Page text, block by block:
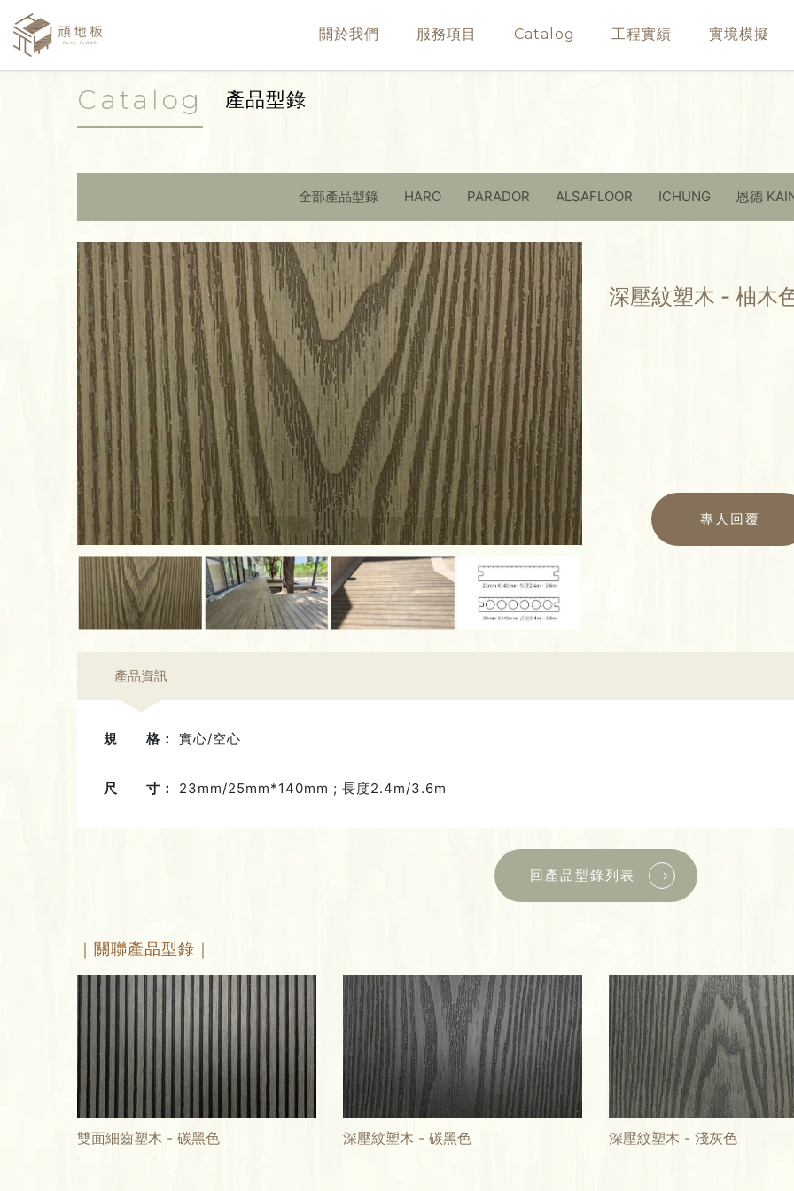
關於我們 服務項目 Catalog 工程實績 實境模擬
Catalog 產品型錄
全部產品型錄 HARO PARADOR ALSAFLOOR ICHUNG 恩德
深壓紋塑木 - 柚木
專人回覆
產品資訊
規 格： 實心/空心
尺 寸： 23mm/25mm*140mm ; 長度2.4m/3.6m
回產品型錄列表
｜關聯產品型錄｜
雙面細齒塑木 - 碳黑色 深壓紋塑木 - 碳黑色 深壓紋塑木 - 淺灰色